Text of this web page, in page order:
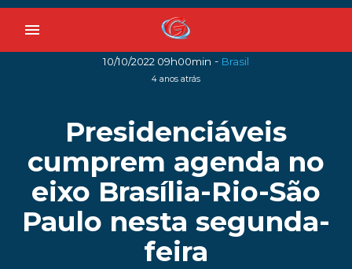
menu
10/10/2022 09h00min - Brasil
4 anos atrás
Presidenciáveis
cumprem agenda no
eixo Brasília-Rio-São
Paulo nesta segunda-
feira